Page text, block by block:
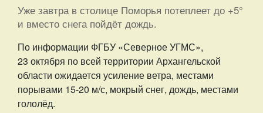
Уже завтра в столице Поморья потеплеет до +5°
и вместо снега пойдёт дождь.
По информации ФГБУ «Северное УГМС»,
23 октября по всей территории Архангельской
области ожидается усиление ветра, местами
порывами 15-20 м/с, мокрый снег, дождь, местами
гололёд.